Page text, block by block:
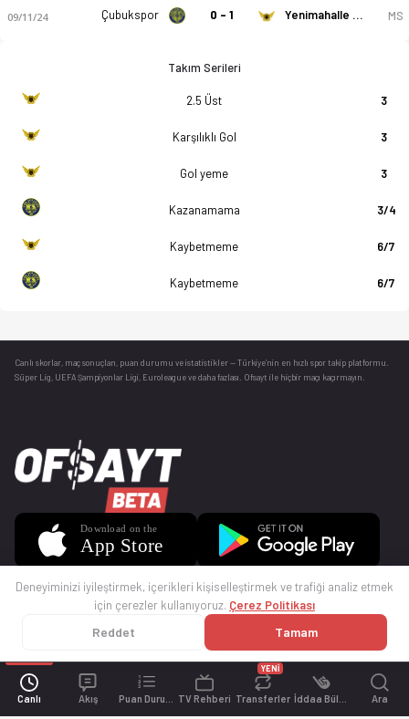
Canlı Akış TV Rehberi Transferler
YENİ
Ara
09/11/24 Çubukspor 0 - 1 Yenimahalle Bld. MS
Takım Serileri
2.5 Üst 3
Karşılıklı Gol 3
Gol yeme 3
Kazanamama 3/4
Kaybetmeme 6/7
Kaybetmeme 6/7
Canlı skorlar , maç sonuçları, puan durumu ve istatistikler — Türkiye’nin en hızlı spor takip platformu.
Süper Lig, UEFA Şampiyonlar Ligi, Euroleague ve daha fazlası. Ofsayt ile hiçbir maçı kaçırmayın.
© 2025 Ofsayt
Deneyiminizi iyileştirmek, içerikleri kişiselleştirmek ve trafiği analiz etmek
için çerezler kullanıyoruz. Çerez Politikası
Reddet Tamam